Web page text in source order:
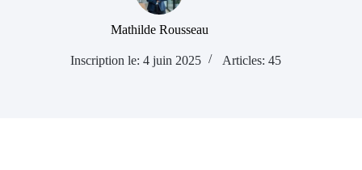
Blog
Mathilde Rousseau
Inscription le: 4 juin 2025 Articles: 45